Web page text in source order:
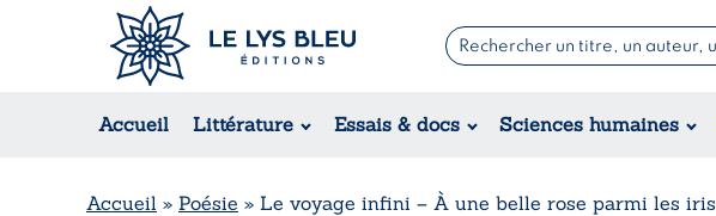
Accueil Littérature Essais & docs Sciences humaines
Romans
Suspense / Thriller / Policier
Romance
Régional
Accueil » Poésie » Le voyage infini – À une belle rose parmi les iris